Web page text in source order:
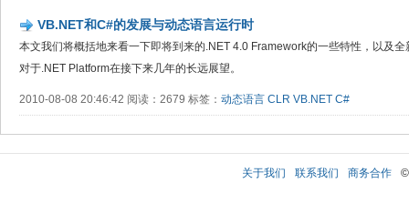
VB.NET和C#的发展与动态语言运行时
本文我们将概括地来看一下即将到来的.NET 4.0 Framework的一些特性，以及
对于.NET Platform在接下来几年的长远展望。
2010-08-08 20:46:42 阅读：2679 标签： 动态语言 CLR VB.NET C#
关于我们 联系我们 商务合作